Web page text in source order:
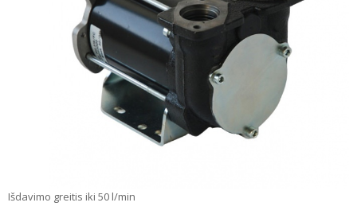
Išdavimo greitis iki 50 l/min